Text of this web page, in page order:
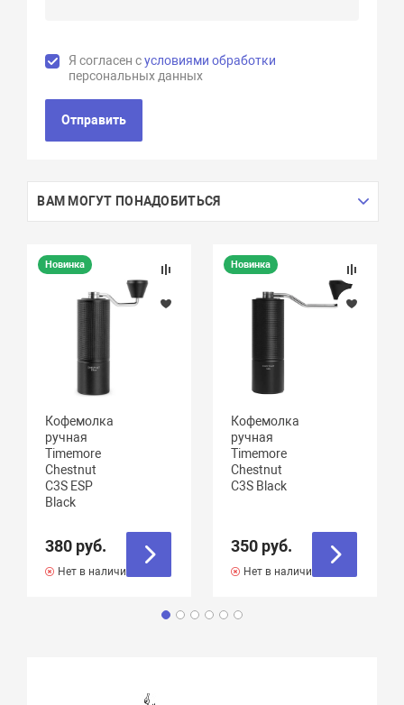
Я согласен сусловиями обработки
персональных данных
Отправить
ВАМ МОГУТ ПОНАДОБИТЬСЯ
Новинка
Кофемолка
ручная
Timemore
Chestnut
C3S ESP
Black
380 руб.
Нет в наличии
Новинка
Кофемолка
ручная
Timemore
Chestnut
C3S Black
350 руб.
Нет в наличии